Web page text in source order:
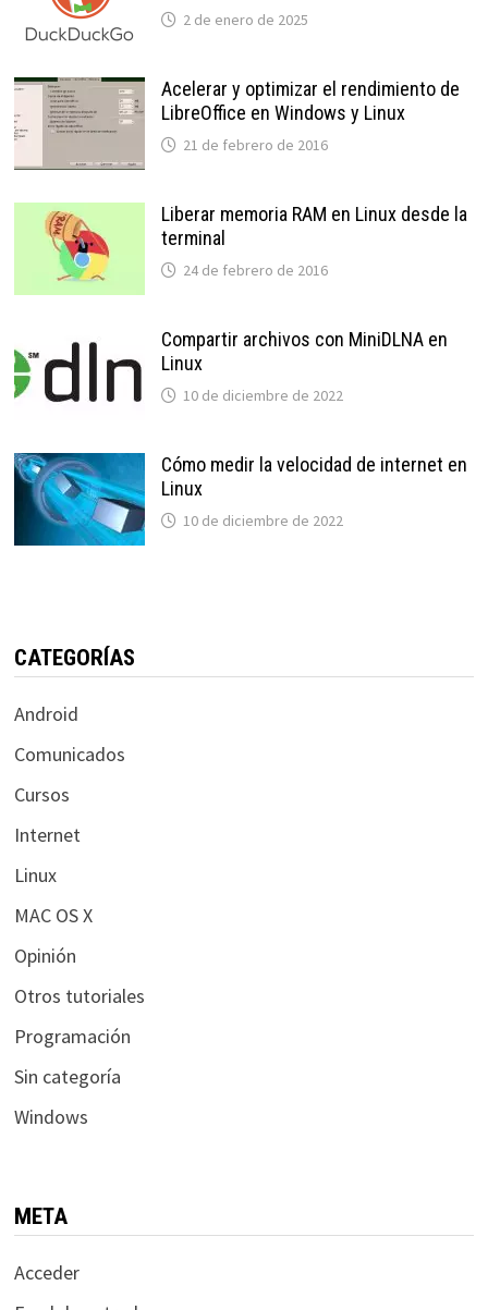
2 de enero de 2025
Acelerar y optimizar el rendimiento de
LibreOffice en Windows y Linux
21 de febrero de 2016
Liberar memoria RAM en Linux desde la
terminal
24 de febrero de 2016
Compartir archivos con MiniDLNA en
Linux
10 de diciembre de 2022
Cómo medir la velocidad de internet en
Linux
10 de diciembre de 2022
CATEGORÍAS
Android
Comunicados
Cursos
Internet
Linux
MAC OS X
Opinión
Otros tutoriales
Programación
Sin categoría
Windows
META
Acceder